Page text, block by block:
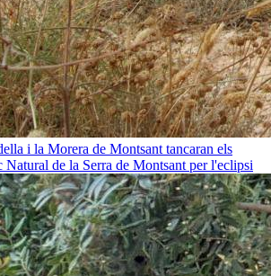
i la Morera de Montsant tancaran els
Natural de la Serra de Montsant per l'eclipsi